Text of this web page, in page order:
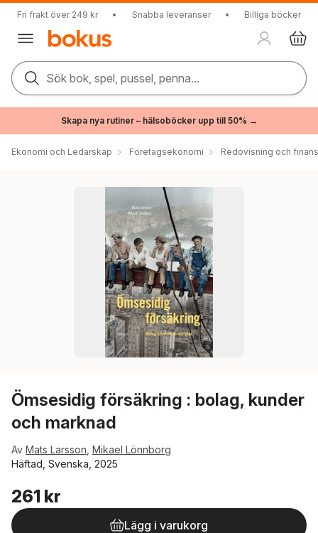
Fri frakt över 249 kr • Snabba leveranser • Billiga böcker
Sök bok, spel, pussel, penna...
Skapa nya rutiner – hälsoböcker upp till 50% →
Ekonomi och Ledarskap Företagsekonomi Redovisning och
Ömsesidig försäkring : bolag, kunder
och marknad
Av Mats Larsson Mikael Lönnborg
Häftad, Svenska, 2025
261 kr
Lägg i varukorg